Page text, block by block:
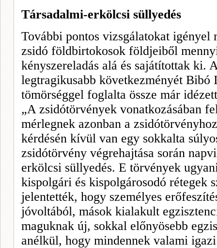
Társadalmi-erkölcsi süllyedés
További pontos vizsgálatokat igényel
zsidó földbirtokosok földjeiből
kényszereladás alá és sajátítottak ki.
legtragikusabb következményét Bibó
tömörséggel foglalta össze már
„A zsidótörvények vonatkozásában
mérlegnek azonban a
kérdésén kívül van egy sokkalta
zsidótörvény végrehajtása során
erkölcsi süllyedés. E törvények
kispolgári és kispolgárosodó rétegek
jelentették, hogy személyes
jóvoltából, mások kialakult
maguknak új, sokkal előnyösebb
anélkül, hogy mindennek valami